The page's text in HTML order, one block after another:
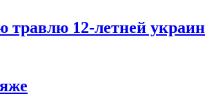
12-летней